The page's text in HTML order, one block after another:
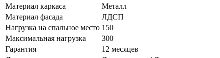
Материал каркаса
Металл
Материал фасада
ЛДСП
Нагрузка на спальное место 150
Максимальная нагрузка
300
Гарантия
12 месяцев